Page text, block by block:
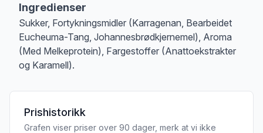
Ingredienser
Sukker, Fortykningsmidler (Karragenan, Bearbeidet
Eucheuma-Tang, Johannesbrødkjernemel), Aroma
(Med Melkeprotein), Fargestoffer (Anattoekstrakter
og Karamell).
Prishistorikk
Grafen viser priser over 90 dager, merk at vi ikke